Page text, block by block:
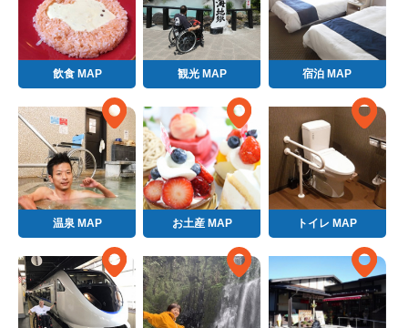
飲食 MAP 観光 MAP 宿泊 MAP
温泉 MAP お土産 MAP トイレ MAP